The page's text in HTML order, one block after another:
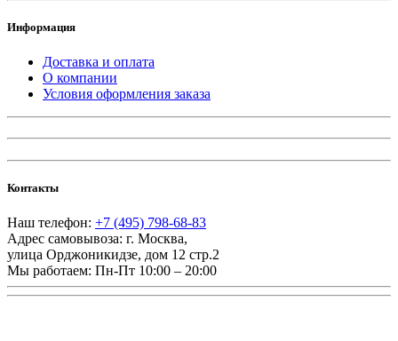
Информация
Доставка и оплата
О компании
Условия оформления заказа
Контакты
Наш телефон: +7 (495) 798-68-83
Адрес самовывоза: г. Москва,
улица Орджоникидзе, дом 12 стр.2
Мы работаем: Пн-Пт 10:00 – 20:00